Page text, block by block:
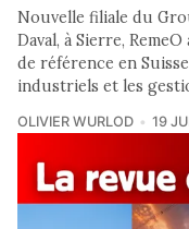
Nouvelle filiale du
Daval, à Sierre,
de référence en
industriels et les
OLIVIER WURLOD 19